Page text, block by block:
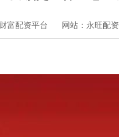
富配资平台 网站：永旺配资